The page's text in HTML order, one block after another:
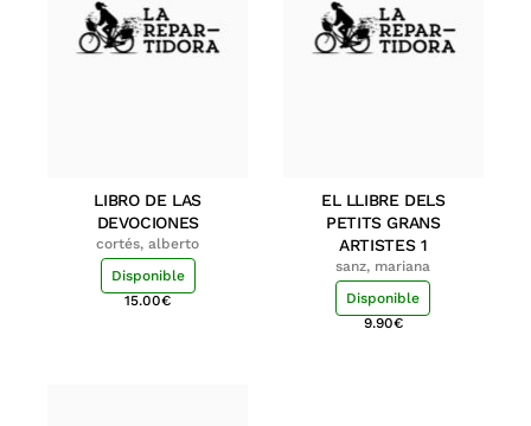
LIBRO DE LAS
DEVOCIONES
cortés, alberto
Disponible
15.00€
EL LLIBRE DELS
PETITS GRANS
ARTISTES 1
sanz, mariana
Disponible
9.90€